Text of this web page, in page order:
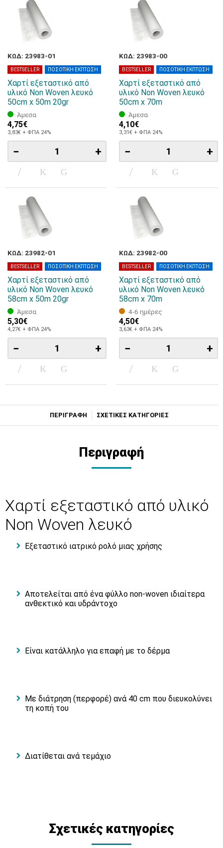
ΚΩΔ: 23983-01
BESTSELLER ΠΟΣΟΤΙΚΗ ΕΚΠΤΩΣΗ
Χαρτί εξεταστικό από
υλικό Non Woven λευκό
50cm x 50m 20gr
Άμεσα
4,75€
3,83€ + ΦΠΑ 24%
− +
ΚΩΔ: 23983-00
BESTSELLER ΠΟΣΟΤΙΚΗ ΕΚΠΤΩΣΗ
Χαρτί εξεταστικό από
υλικό Non Woven λευκό
50cm x 70m
Άμεσα
4,10€
3,31€ + ΦΠΑ 24%
− +
ΚΩΔ: 23982-01
BESTSELLER ΠΟΣΟΤΙΚΗ ΕΚΠΤΩΣΗ
Χαρτί εξεταστικό από
υλικό Non Woven λευκό
58cm x 50m 20gr
Άμεσα
5,30€
4,27€ + ΦΠΑ 24%
− +
ΚΩΔ: 23982-00
BESTSELLER ΠΟΣΟΤΙΚΗ ΕΚΠΤΩΣΗ
Χαρτί εξεταστικό από
υλικό Non Woven λευκό
58cm x 70m
4-6 ημέρες
4,50€
3,63€ + ΦΠΑ 24%
− +
ΠΕΡΙΓΡΑΦΗ ΣΧΕΤΙΚΕΣ ΚΑΤΗΓΟΡΙΕΣ
Περιγραφή
Χαρτί εξεταστικό από υλικό
Non Woven λευκό
Εξεταστικό ιατρικό ρολό μιας χρήσης
Αποτελείται από ένα φύλλο non-woven ιδιαίτερα
ανθεκτικό και υδράντοχο
Είναι κατάλληλο για επαφή με το δέρμα
Με διάτρηση (περφορέ) ανά 40 cm που διευκολύνει
τη κοπή του
Διατίθεται ανά τεμάχιο
Σχετικές κατηγορίες